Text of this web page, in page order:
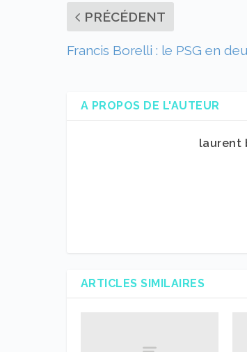
PRÉCÉDENT
Francis Borelli : le PSG en
A PROPOS DE L'AUTEUR
laurent
ARTICLES SIMILAIRES